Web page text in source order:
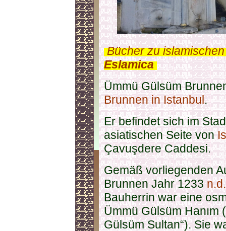
.Bücher zu
Eslamica.
Ümmü Gülsüm
Brunnen in Istanbul.
Er befindet sich im
asiatischen Seite von
Çavuşdere Caddesi.
Gemäß vorliegenden
Brunnen Jahr 1233
Bauherrin war eine
Ümmü Gülsüm Hanım
Gülsüm Sultan“). Sie